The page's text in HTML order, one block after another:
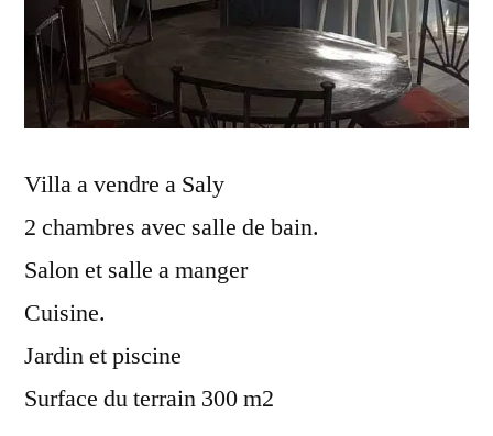
Villa a vendre a Saly
2 chambres avec salle de bain.
Salon et salle a manger
Cuisine.
Jardin et piscine
Surface du terrain 300 m2